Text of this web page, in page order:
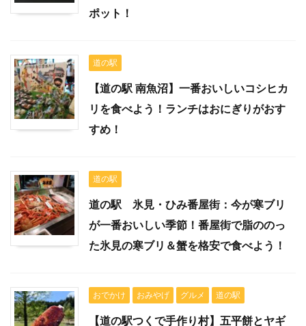
ポット！
道の駅
【道の駅 南魚沼】一番おいしいコシヒカ
リを食べよう！ランチはおにぎりがおす
すめ！
道の駅
道の駅 氷見・ひみ番屋街：今が寒ブリ
が一番おいしい季節！番屋街で脂ののっ
た氷見の寒ブリ＆蟹を格安で食べよう！
おでかけ おみやげ グルメ 道の駅
【道の駅つくで手作り村】五平餅とヤギ